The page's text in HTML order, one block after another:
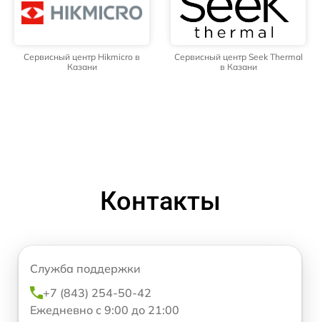
Сервисный центр Hikmicro в
Казани
Сервисный центр Seek Thermal
в Казани
Контакты
Служба поддержки
+7 (843) 254-50-42
Ежедневно с 9:00 до 21:00